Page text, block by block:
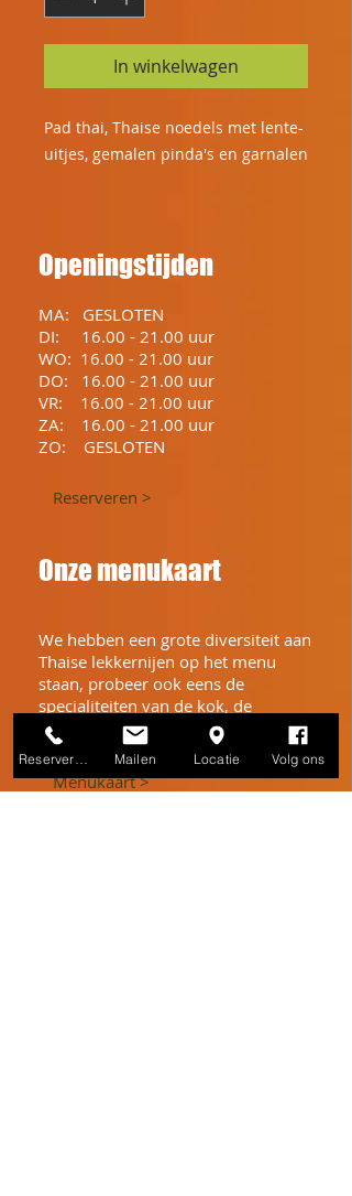
In winkelwagen
Pad thai, Thaise noedels met lente-
uitjes, gemalen pinda's en garnalen
Openingstijden
MA: GESLOTEN
DI: 16.00 - 21.00 uur
WO: 16.00 - 21.00 uur
DO: 16.00 - 21.00 uur
VR: 16.00 - 21.00 uur
ZA: 16.00 - 21.00 uur
ZO: GESLOTEN
Reserveren >
Onze menukaart
We hebben een grote diversiteit aan
Thaise lekkernijen op het menu
staan, probeer ook eens de
specialiteiten van de kok, de
streekgerechten uit Isaan.
Menukaart >
Mailen Locatie Volg ons